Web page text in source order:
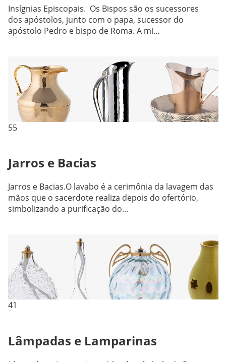
Insígnias Episcopais. Os Bispos são os sucessores
dos apóstolos, junto com o papa, sucessor do
apóstolo Pedro e bispo de Roma. A mi...
55
Jarros e Bacias
Jarros e Bacias.O lavabo é a cerimônia da lavagem das
mãos que o sacerdote realiza depois do ofertório,
simbolizando a purificação do...
41
Lâmpadas e Lamparinas